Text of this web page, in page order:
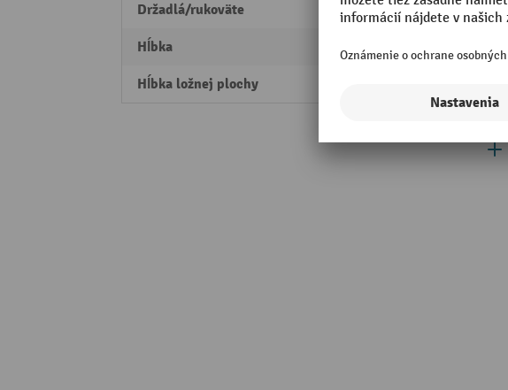
Držadlá/rukoväte Posuvné držadlo
Hĺbka 1091 mm
Hĺbka ložnej plochy